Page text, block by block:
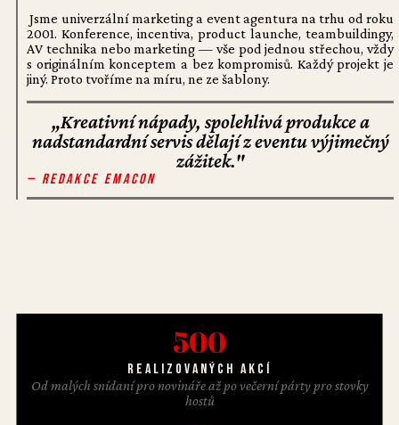
Jsme univerzální marketing a event agentura na trhu od roku
2001. Konference, incentiva, product launche, teambuildingy,
AV technika nebo marketing — vše pod jednou střechou, vždy
s originálním konceptem a bez kompromisů. Každý projekt je
jiný. Proto tvoříme na míru, ne ze šablony.
„Kreativní nápady, spolehlivá produkce a
nadstandardní servis dělají z eventu výjimečný
zážitek."
— Redakce EMACON
500
Realizovaných akcí
Od malých snídaní pro novináře až po večerní párty pro stovky
hostů